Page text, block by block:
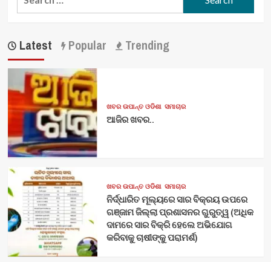
Latest Popular Trending
ଖବର ଉପାନ୍ତ ଓଡିଶା ସମାଚାର
ଆଜିର ଖବର..
ଖବର ଉପାନ୍ତ ଓଡିଶା ସମାଚାର
ନିର୍ଦ୍ଧାରିତ ମୂଲ୍ୟରେ ସାର ବିକ୍ରୟ ଉପରେ
ଗଞ୍ଜାମ ଜିଲ୍ଲା ପ୍ରଶାସନର ଗୁରୁତ୍ୱ (ଅଧିକ
ଦାମରେ ସାର ବିକ୍ରି ହେଲେ ଅଭିଯୋଗ
କରିବାକୁ ଚାଷୀଙ୍କୁ ପରାମର୍ଶ)